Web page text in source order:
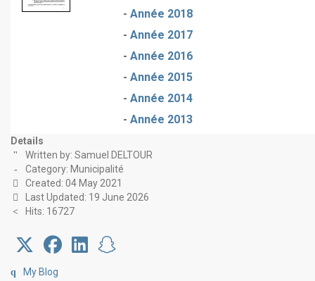
- Année 2018
- Année 2017
- Année 2016
- Année 2015
- Année 2014
- Année 2013
Details
Written by: Samuel DELTOUR
Category: Municipalité
Created: 04 May 2021
Last Updated: 19 June 2026
Hits: 16727
My Blog